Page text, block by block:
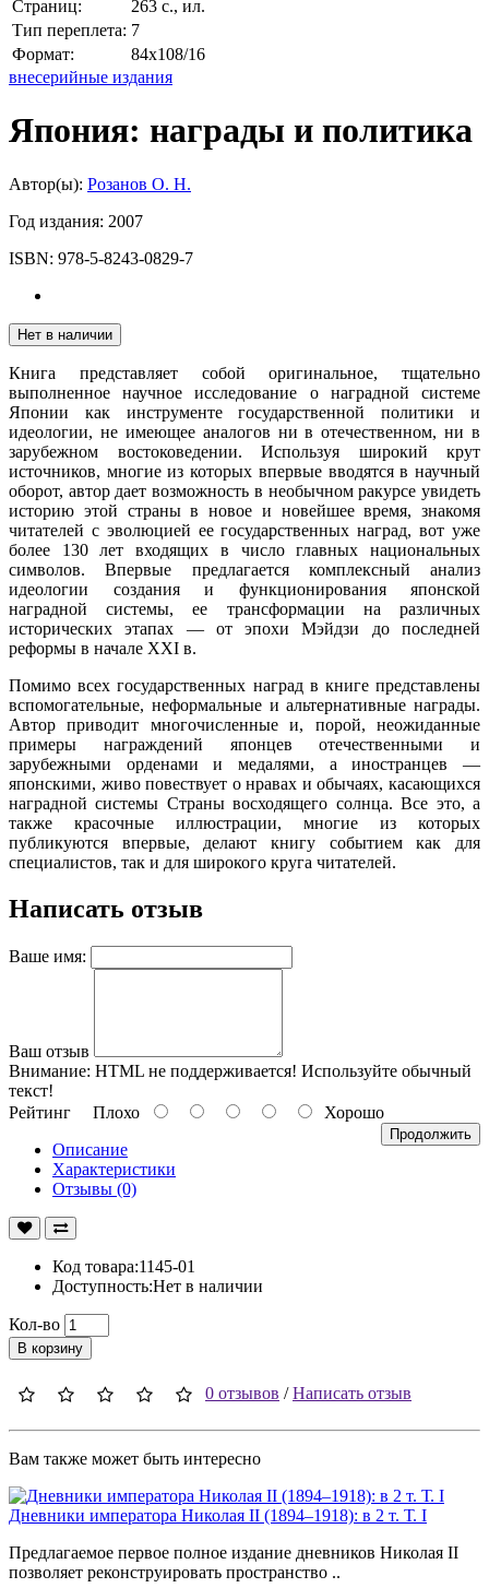
Страниц:
263 с., ил.
Тип переплета: 7
Формат:
84x108/16
внесерийные издания
Япония: награды и политика
Автор(ы): Розанов О. Н.
Год издания: 2007
ISBN: 978-5-8243-0829-7
Нет в наличии
Книга представляет собой оригинальное, тщательно
выполненное научное исследование о наградной системе
Японии как инструменте государственной политики и
идеологии, не имеющее аналогов ни в отечественном, ни в
зарубежном востоковедении. Используя широкий крут
источников, многие из которых впервые вводятся в научный
оборот, автор дает возможность в необычном ракурсе увидеть
историю этой страны в новое и новейшее время, знакомя
читателей с эволюцией ее государственных наград, вот уже
более 130 лет входящих в число главных национальных
символов. Впервые предлагается комплексный анализ
идеологии создания и функционирования японской
наградной системы, ее трансформации на различных
исторических этапах — от эпохи Мэйдзи до последней
реформы в начале XXI в.
Помимо всех государственных наград в книге представлены
вспомогательные, неформальные и альтернативные награды.
Автор приводит многочисленные и, порой, неожиданные
примеры награждений японцев отечественными и
зарубежными орденами и медалями, а иностранцев —
японскими, живо повествует о нравах и обычаях, касающихся
наградной системы Страны восходящего солнца. Все это, а
также красочные иллюстрации, многие из которых
публикуются впервые, делают книгу событием как для
специалистов, так и для широкого круга читателей.
Написать отзыв
Ваше имя:
Ваш отзыв
Внимание: HTML не поддерживается! Используйте обычный
текст!
Рейтинг Плохо Хорошо
Продолжить
Описание
Характеристики
Отзывы (0)
Код товара:1145-01
Доступность:Нет в наличии
Кол-во
В корзину
0 отзывов /Написать отзыв
Вам также может быть интересно
Дневники императора Николая II (1894–1918): в 2 т. Т. I
Предлагаемое первое полное издание дневников Николая II
позволяет реконструировать пространство ..